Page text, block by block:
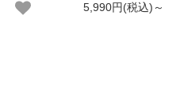
5,990円(税込)～